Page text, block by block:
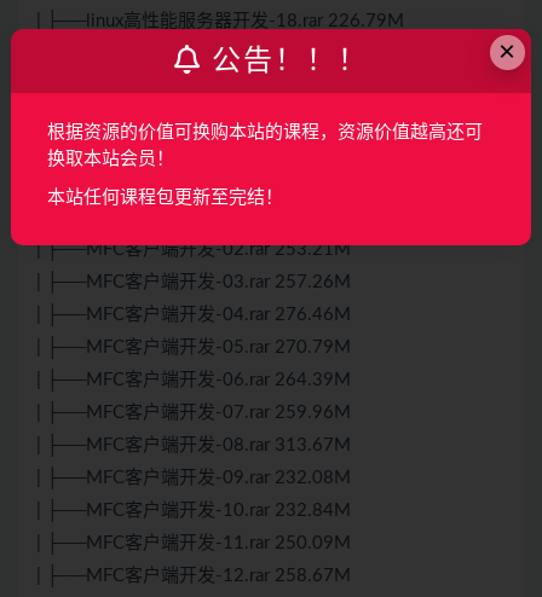
| ├──linux高性能服务器开发-18.rar 226.79M
| ├──linux高性能服务器开发-19.rar 208.09M
| ├──linux高性能服务器开发-21.rar 289.36M
| └──linux高性能服务器开发-22.rar 308.50M
└──4、MFC客户端开发
| ├──MFC客户端开发-02.rar 253.21M
| ├──MFC客户端开发-03.rar 257.26M
| ├──MFC客户端开发-04.rar 276.46M
| ├──MFC客户端开发-05.rar 270.79M
| ├──MFC客户端开发-06.rar 264.39M
| ├──MFC客户端开发-07.rar 259.96M
| ├──MFC客户端开发-08.rar 313.67M
| ├──MFC客户端开发-09.rar 232.08M
| ├──MFC客户端开发-10.rar 232.84M
| ├──MFC客户端开发-11.rar 250.09M
| ├──MFC客户端开发-12.rar 258.67M
×
公告！！！
根据资源的价值可换购本站的课程，资源价值越高还可
换取本站会员！
本站任何课程包更新至完结！